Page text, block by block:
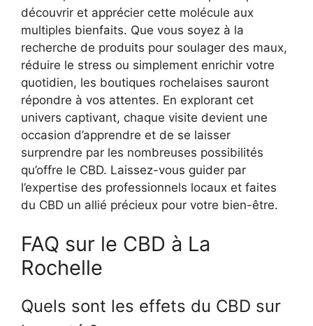
découvrir et apprécier cette molécule aux
multiples bienfaits. Que vous soyez à la
recherche de produits pour soulager des maux,
réduire le stress ou simplement enrichir votre
quotidien, les boutiques rochelaises sauront
répondre à vos attentes. En explorant cet
univers captivant, chaque visite devient une
occasion d’apprendre et de se laisser
surprendre par les nombreuses possibilités
qu’offre le CBD. Laissez-vous guider par
l’expertise des professionnels locaux et faites
du CBD un allié précieux pour votre bien-être.
FAQ sur le CBD à La
Rochelle
Quels sont les effets du CBD sur